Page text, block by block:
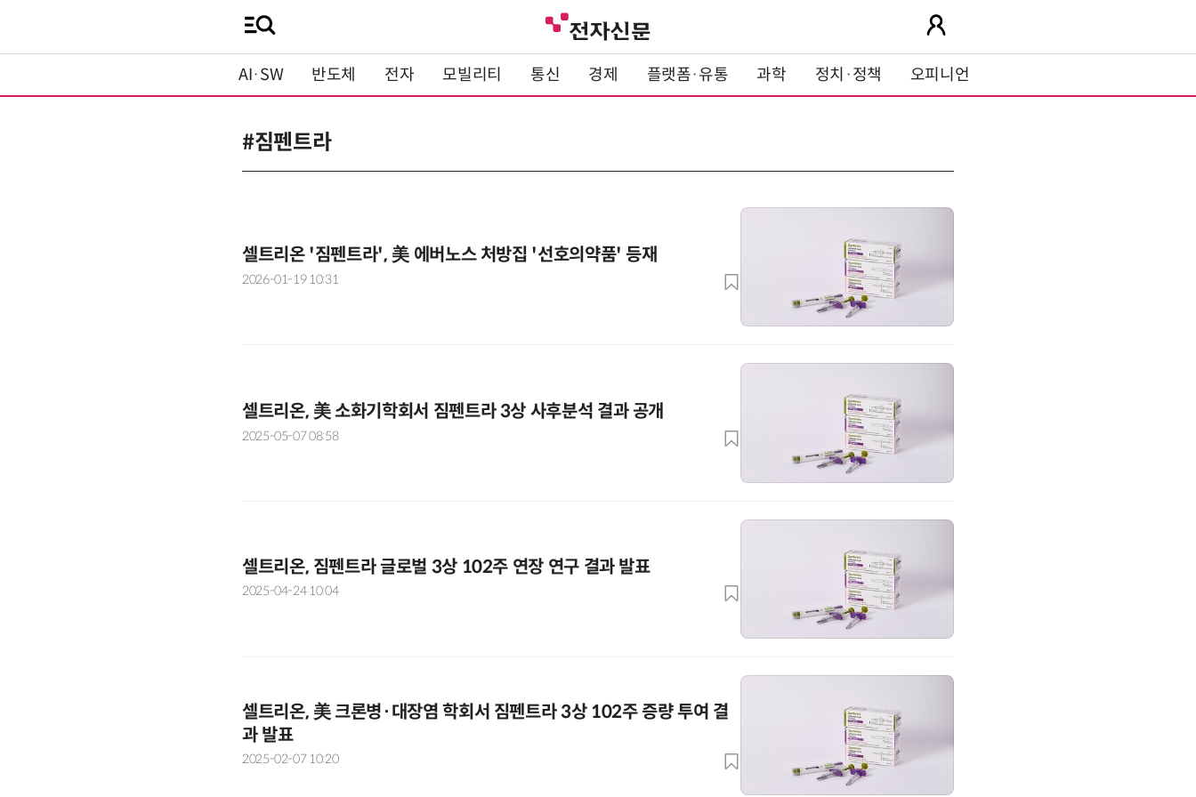
AI·SW 반도체 전자 모빌리티 통신 경제 플랫폼·유통 과학 정치·정책 오피니언
#짐펜트라
셀트리온 '짐펜트라', 美 에버노스 처방집 '선호의약품' 등재
2026-01-19 10:31
셀트리온, 美 소화기학회서 짐펜트라 3상 사후분석 결과 공개
2025-05-07 08:58
셀트리온, 짐펜트라 글로벌 3상 102주 연장 연구 결과 발표
2025-04-24 10:04
셀트리온, 美 크론병·대장염 학회서 짐펜트라 3상 102주 증량 투여 결
과 발표
2025-02-07 10:20